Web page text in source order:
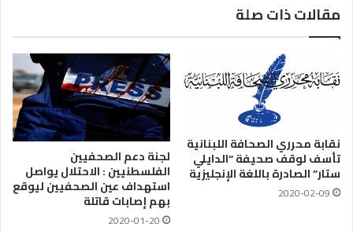
مقالات ذات صلة
نقابة محرري الصحافة اللبنانية
تأسف لوقف صحيفة “الدايلي
ستار” الصادرة باللغة الإنجليزية
2020-02-09
لجنة دعم الصحفيين
الفلسطنيين : الاحتلال يواصل
استهداف عين الصحفيين ليوقع
بهم إصابات قاتلة
2020-01-20